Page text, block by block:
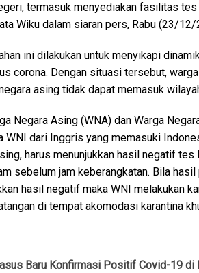
termasuk menyediakan fasilitas
Wiku dalam siaran pers, Rabu (23/12/
ini dilakukan untuk menyikapi
corona. Dengan situasi tersebut,
asing tidak dapat memasuk
Negara Asing (WNA) dan Warga
WNI dari Inggris yang memasuki
harus menunjukkan hasil negatif tes
sebelum jam keberangkatan. Bila
hasil negatif maka WNI melakukan
di tempat akomodasi karantina
Baru Konfirmasi Positif Covid-19 di